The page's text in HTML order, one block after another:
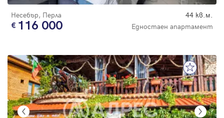
Несебър, Перла 44 кв.м.
116 000 Едностаен апартамент